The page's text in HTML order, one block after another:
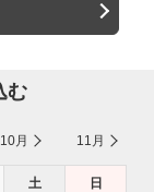
む
10月 11月
土 日